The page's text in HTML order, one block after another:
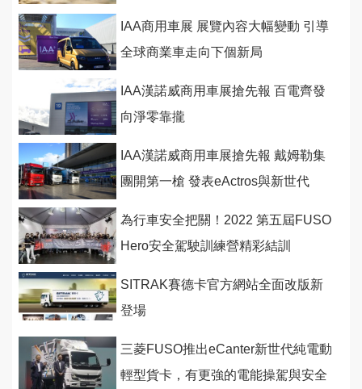
IAA商用車展 展覽內容大幅變動 引導
全球商業車走向下個新局
IAA漢諾威商用車展搶先報 百電齊發
向淨零靠攏
IAA漢諾威商用車展搶先報 戴姆勒集
團開第一槍 發表eActros與新世代
為行車安全把關！2022 第五屆FUSO
Hero安全駕駛訓練營精彩結訓
SITRAK賽德卡官方網站全面改版新
登場
三菱FUSO推出eCanter新世代純電動
輕型貨卡，有更強的電能操駕與安全